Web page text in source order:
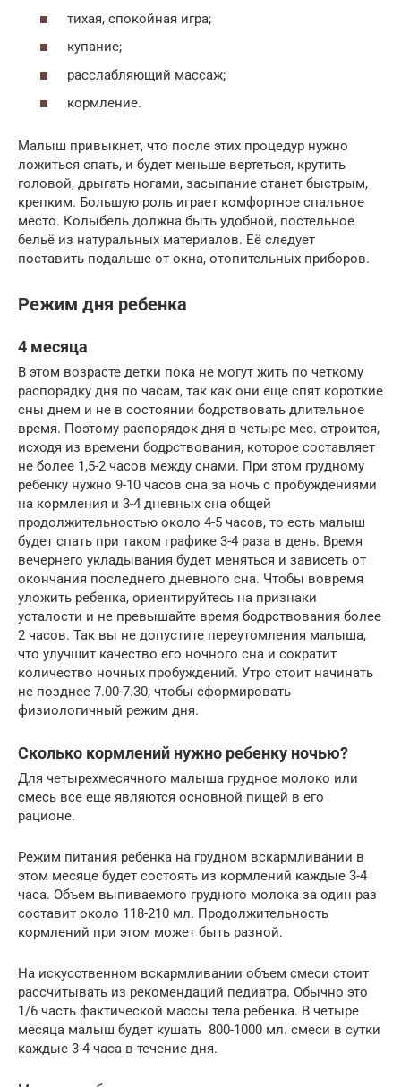
тихая, спокойная игра;
купание;
расслабляющий массаж;
кормление.
Малыш привыкнет, что после этих процедур нужно
ложиться спать, и будет меньше вертеться, крутить
головой, дрыгать ногами, засыпание станет быстрым,
крепким. Большую роль играет комфортное спальное
место. Колыбель должна быть удобной, постельное
бельё из натуральных материалов. Её следует
поставить подальше от окна, отопительных приборов.
Режим дня ребенка
4 месяца
В этом возрасте детки пока не могут жить по четкому
распорядку дня по часам, так как они еще спят короткие
сны днем и не в состоянии бодрствовать длительное
время. Поэтому распорядок дня в четыре мес. строится,
исходя из времени бодрствования, которое составляет
не более 1,5-2 часов между снами. При этом грудному
ребенку нужно 9-10 часов сна за ночь с пробуждениями
на кормления и 3-4 дневных сна общей
продолжительностью около 4-5 часов, то есть малыш
будет спать при таком графике 3-4 раза в день. Время
вечернего укладывания будет меняться и зависеть от
окончания последнего дневного сна. Чтобы вовремя
уложить ребенка, ориентируйтесь на признаки
усталости и не превышайте время бодрствования более
2 часов. Так вы не допустите переутомления малыша,
что улучшит качество его ночного сна и сократит
количество ночных пробуждений. Утро стоит начинать
не позднее 7.00-7.30, чтобы сформировать
физиологичный режим дня.
Сколько кормлений нужно ребенку ночью?
Для четырехмесячного малыша грудное молоко или
смесь все еще являются основной пищей в его
рационе.
Режим питания ребенка на грудном вскармливании в
этом месяце будет состоять из кормлений каждые 3-4
часа. Объем выпиваемого грудного молока за один раз
составит около 118-210 мл. Продолжительность
кормлений при этом может быть разной.
На искусственном вскармливании объем смеси стоит
рассчитывать из рекомендаций педиатра. Обычно это
1/6 часть фактической массы тела ребенка. В четыре
месяца малыш будет кушать 800-1000 мл. смеси в сутки
каждые 3-4 часа в течение дня.